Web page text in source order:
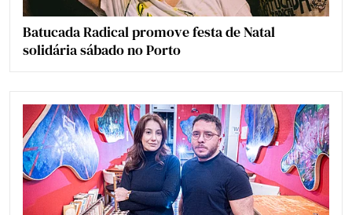
Batucada Radical promove festa de Natal
solidária sábado no Porto